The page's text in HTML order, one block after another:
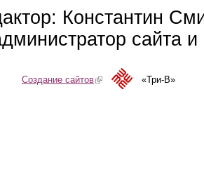
Константин
сайта
Создание сайтов(link is external)«Три-В»